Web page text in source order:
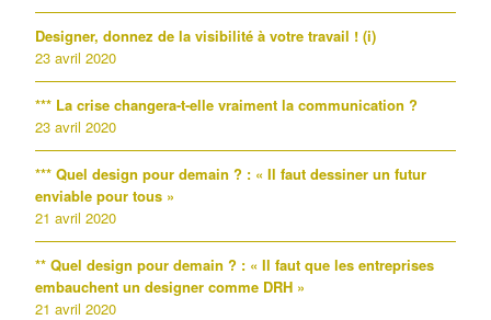
Designer, donnez de la visibilité à votre travail ! (i)
23 avril 2020
*** La crise changera-t-elle vraiment la communication ?
23 avril 2020
*** Quel design pour demain ? : « Il faut dessiner un futur
enviable pour tous »
21 avril 2020
** Quel design pour demain ? : « Il faut que les entreprises
embauchent un designer comme DRH »
21 avril 2020